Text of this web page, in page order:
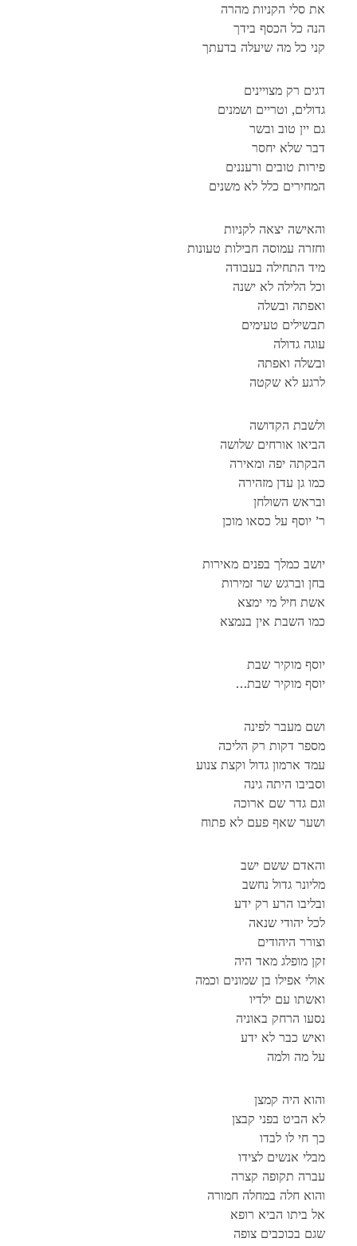
את סלי הקניות מהרה
הנה כל הכסף בידך
קני כל מה שיעלה בדעתך
דגים רק מצויינים
גדולים, וטריים ושמנים
גם יין טוב ובשר
דבר שלא יחסר
פירות טובים ורעננים
המחירים כלל לא משנים
והאישה יצאה לקניות
וחזרה עמוסה חבילות טעונות
מיד התחילה בעבודה
וכל הלילה לא ישנה
ואפתה ובשלה
תבשילים טעימים
עוגה גדולה
ובשלה ואפתה
לרגע לא שקטה
ולשבת הקדושה
הביאו אורחים שלושה
הבקתה יפה ומאירה
כמו גן עדן מזהירה
ובראש השולחן
ר’ יוסף על כסאו מוכן
יושב כמלך בפנים מאירות
בחן וברגש שר זמירות
אשת חיל מי ימצא
כמו השבת אין בנמצא
יוסף מוקיר שבת
…יוסף מוקיר שבת
ושם מעבר לפינה
מספר דקות רק הליכה
עמד ארמון גדול וקצת צנוע
וסביבו היתה גינה
וגם גדר שם ארוכה
ושער שאף פעם לא פתוח
והאדם ששם ישב
מליונר גדול נחשב
ובליבו הרע רק ידע
לכל יהודי שנאה
וצורר היהודים
זקן מופלג מאד היה
אולי אפילו בן שמונים וכמה
ואשתו עם ילדיו
נסעו הרחק באוניה
ואיש כבר לא ידע
על מה ולמה
והוא היה קמצן
לא הביט בפני קבצן
כך חי לו לבדו
מבלי אנשים לצידו
עברה תקופה קצרה
והוא חלה במחלה חמורה
אל ביתו הביא רופא
שגם בכוכבים צופה